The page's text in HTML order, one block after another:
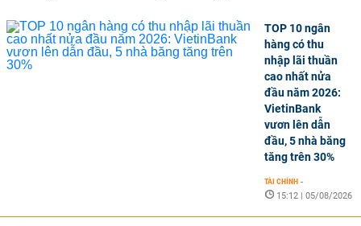
TOP 10 ngân
hàng có thu
nhập lãi thuần
cao nhất nửa
đầu năm 2026:
VietinBank
vươn lên dẫn
đầu, 5 nhà băng
tăng trên 30%
TÀI CHÍNH -
15:12 | 05/08/2026